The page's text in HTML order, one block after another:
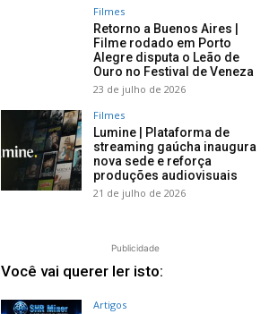
Filmes
Retorno a Buenos Aires |
Filme rodado em Porto
Alegre disputa o Leão de
Ouro no Festival de Veneza
23 de julho de 2026
Filmes
Lumine | Plataforma de
streaming gaúcha inaugura
nova sede e reforça
produções audiovisuais
21 de julho de 2026
Publicidade
Você vai querer ler isto:
Artigos